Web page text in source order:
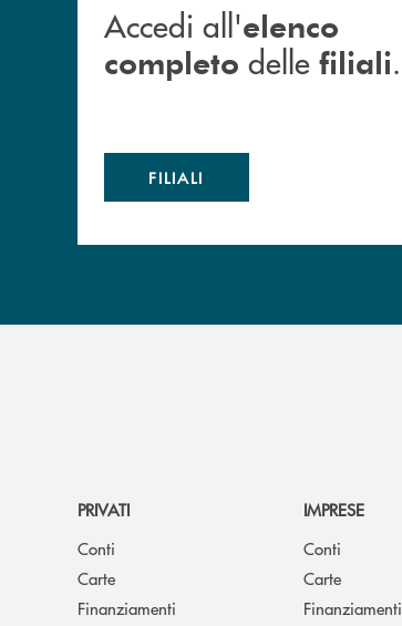
Accedi all'elenco
completo delle filiali.
FILIALI
PRIVATI
Conti
Carte
Finanziamenti
IMPRESE
Conti
Carte
Finanziamenti